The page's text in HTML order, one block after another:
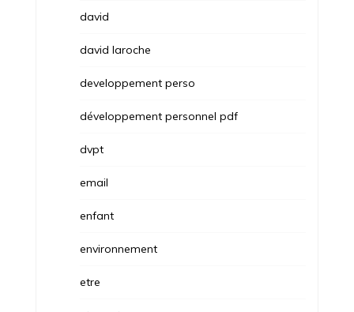
david
david laroche
developpement perso
développement personnel pdf
dvpt
email
enfant
environnement
etre